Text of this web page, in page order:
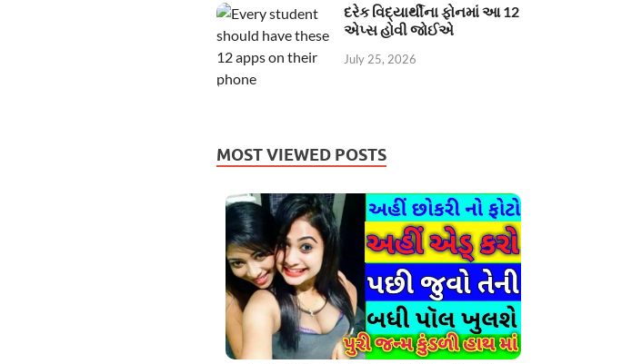
દરેક વિદ્યાર્થીના ફોનમાં આ 12
એપ્સ હોવી જોઈએ
July 25, 2026
MOST VIEWED POSTS